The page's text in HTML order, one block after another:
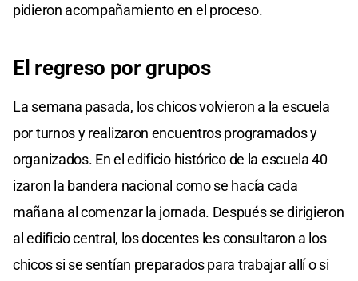
pidieron acompañamiento en el proceso.
El regreso por grupos
La semana pasada, los chicos volvieron a la escuela
por turnos y realizaron encuentros programados y
organizados. En el edificio histórico de la escuela 40
izaron la bandera nacional como se hacía cada
mañana al comenzar la jornada. Después se dirigieron
al edificio central, los docentes les consultaron a los
chicos si se sentían preparados para trabajar allí o si